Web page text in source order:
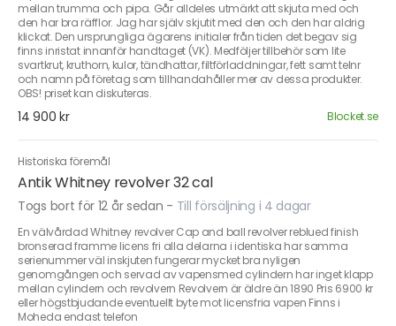
mellan trumma och pipa. Går alldeles utmärkt att skjuta med och
den har bra räfflor. Jag har själv skjutit med den och den har aldrig
klickat. Den ursprungliga ägarens initialer från tiden det begav sig
finns inristat innanför handtaget (VK). Medföljer tillbehör som lite
svartkrut, kruthorn, kulor, tändhattar, filtförladdningar, fett samt telnr
och namn på företag som tillhandahåller mer av dessa produkter.
OBS! priset kan diskuteras.
14 900 kr Blocket.se
Historiska föremål
Antik Whitney revolver 32 cal
Togs bort för 12 år sedan - Till försäljning i 4 dagar
En välvårdad Whitney revolver Cap and ball revolver reblued finish
bronserad framme licens fri alla delarna i identiska har samma
serienummer väl inskjuten fungerar mycket bra nyligen
genomgången och servad av vapensmed cylindern har inget klapp
mellan cylindern och revolvern Revolvern är äldre än 1890 Pris 6900 kr
eller högstbjudande eventuellt byte mot licensfria vapen Finns i
Moheda endast telefon